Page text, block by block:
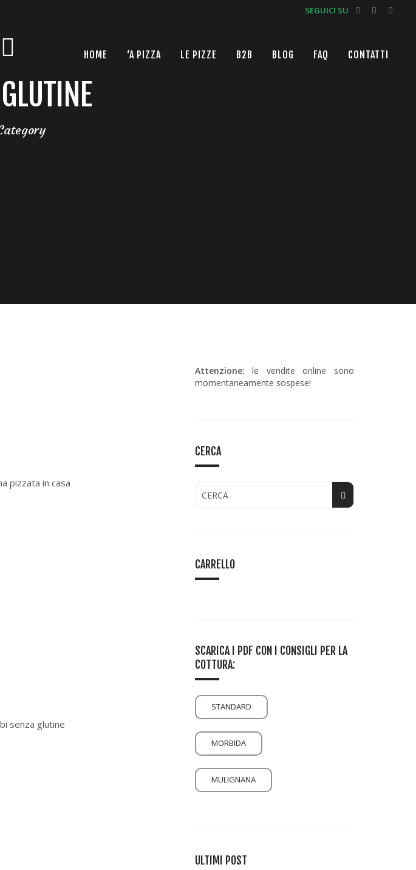
SEGUICI SU
HOME ‘A PIZZA LE PIZZE B2B BLOG FAQ CONTATTI
pizzata in casa
senza glutine
Attenzione: le vendite online sono
momentaneamente sospese!
CERCA
CARRELLO
SCARICA I PDF CON I CONSIGLI PER LA
COTTURA:
STANDARD
MORBIDA
MULIGNANA
ULTIMI POST